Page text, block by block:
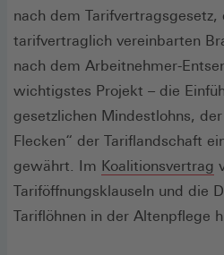
nach dem Tarifvertragsgesetz,
tarifvertraglich vereinbarten
nach dem Arbeitnehmer-
wichtigstes Projekt – die
gesetzlichen Mindestlohns,
Flecken“ der Tariflandschaft
gewährt. Im Koalitionsvertrag
in
Tariföffnungsklauseln und die
Tariflöhnen in der Altenpflege